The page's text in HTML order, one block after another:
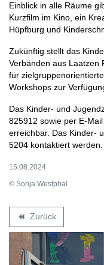
Einblick in alle Räume
Kurzfilm im Kino, ein
Hüpfburg und
Zukünftig stellt das
Verbänden aus Laatzen
für
Workshops zur
Das Kinder- und
825912 sowie per E-Mail
erreichbar. Das Kinder-
5204 kontaktiert werden.
15.08.2024
© Sonja Westphal
backward Zurück